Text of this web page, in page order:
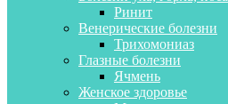
Ринит
Венерические болезни
Трихомониаз
Глазные болезни
Ячмень
Женское здоровье